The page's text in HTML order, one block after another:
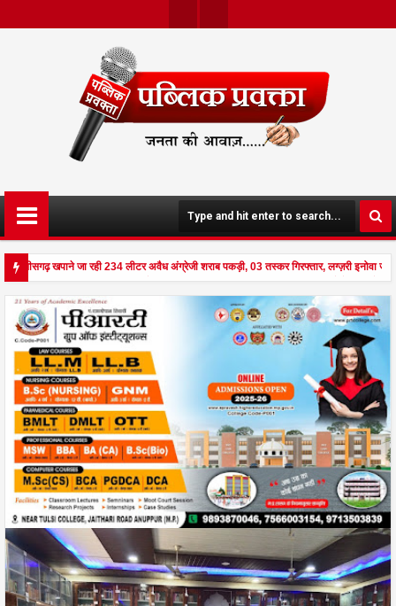
Ter
Boo
K
खपाने जा रही 234 लीटर अवैध अंग्रेजी शराब पकड़ी, 03 तस्कर गिरफ्तार, लग्ज़री इनोवा
दहला अनूपपुर - घर पर किसान व नौकरानी का मिला रक्तरंजित शव, पत्नी गंभीर घायल में मेडिकल रेफर